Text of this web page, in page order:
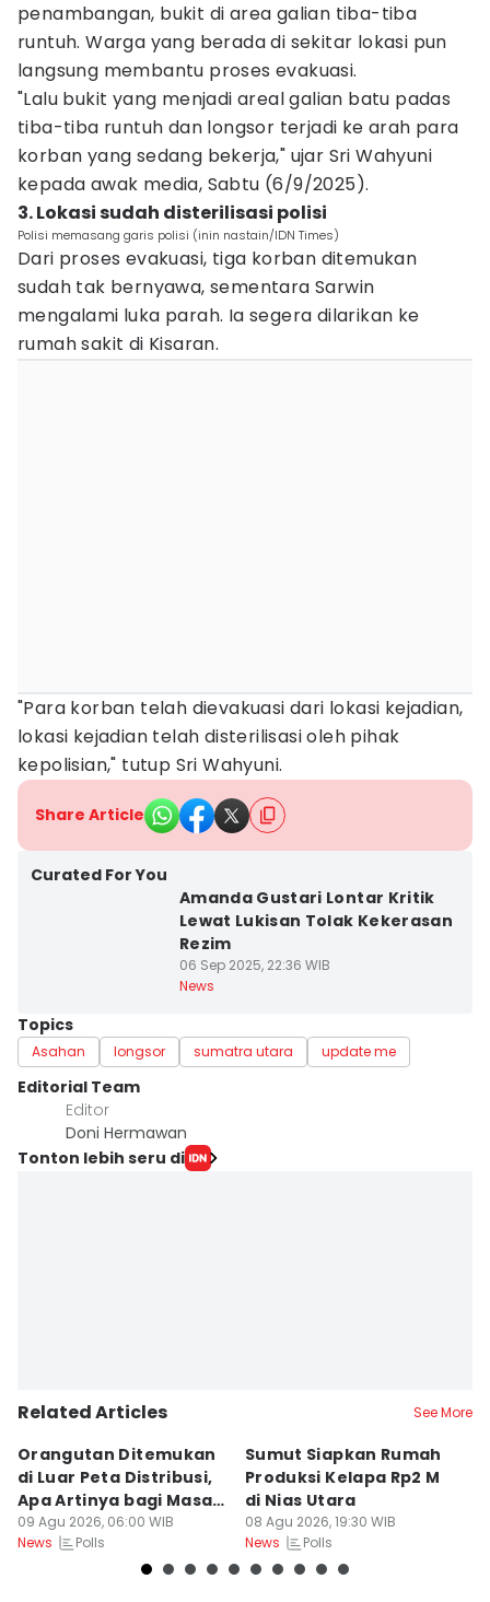
penambangan, bukit di area galian tiba-tiba
runtuh. Warga yang berada di sekitar lokasi pun
langsung membantu proses evakuasi.
"Lalu bukit yang menjadi areal galian batu padas
tiba-tiba runtuh dan longsor terjadi ke arah para
korban yang sedang bekerja," ujar Sri Wahyuni
kepada awak media, Sabtu (6/9/2025).
3. Lokasi sudah disterilisasi polisi
Polisi memasang garis polisi (inin nastain/IDN Times)
Dari proses evakuasi, tiga korban ditemukan
sudah tak bernyawa, sementara Sarwin
mengalami luka parah. Ia segera dilarikan ke
rumah sakit di Kisaran.
"Para korban telah dievakuasi dari lokasi kejadian,
lokasi kejadian telah disterilisasi oleh pihak
kepolisian," tutup Sri Wahyuni.
Share Article
Curated For You
Amanda Gustari Lontar Kritik
Lewat Lukisan Tolak Kekerasan
Rezim
06 Sep 2025, 22:36 WIB
News
Topics
Asahan longsor sumatra utara update me
Editorial Team
Editor
Doni Hermawan
Tonton lebih seru di
Related Articles See More
Orangutan Ditemukan
di Luar Peta Distribusi,
Apa Artinya bagi Masa
Depan Konservasi?
09 Agu 2026, 06:00 WIB
News
Polls
Sumut Siapkan Rumah
Produksi Kelapa Rp2 M
di Nias Utara
08 Agu 2026, 19:30 WIB
News
Polls